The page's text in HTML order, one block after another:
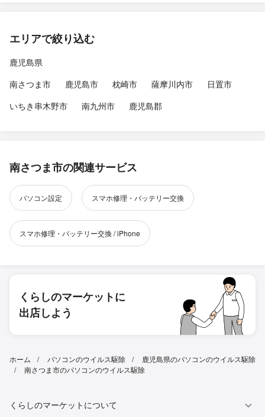
エリアで絞り込む
鹿児島県
南さつま市
鹿児島市 枕崎市 薩摩川内市
日置市
いちき串木野市
南九州市 鹿児島郡
南さつま市の関連サービス
パソコン設定 スマホ修理・バッテリー交換
スマホ修理・バッテリー交換 / iPhone
くらしのマーケットに
出店しよう
ホーム パソコンのウイルス駆除
鹿児島県のパソコンのウイルス駆除
南さつま市のパソコンのウイルス駆除
くらしのマーケットについて